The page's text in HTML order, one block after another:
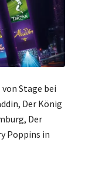
Stage bei
Der König
Der
Poppins in